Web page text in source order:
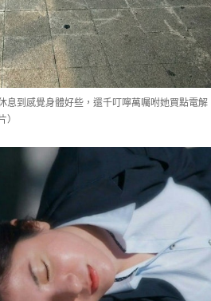
息到感覺身體好些，還千叮嚀萬囑咐她買點電解